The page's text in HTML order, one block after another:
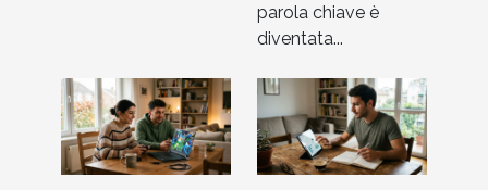
parola chiave è
diventata...